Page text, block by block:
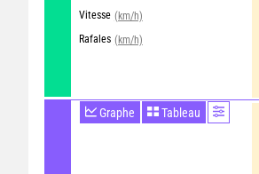
Vitesse (km/h)
Rafales (km/h)
Graphe Tableau